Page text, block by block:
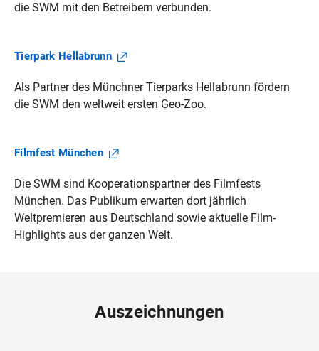
die SWM mit den Betreibern verbunden.
Tierpark Hellabrunn
Als Partner des Münchner Tierparks Hellabrunn fördern
die SWM den weltweit ersten Geo-Zoo.
Filmfest München
Die SWM sind Kooperationspartner des Filmfests
München. Das Publikum erwarten dort jährlich
Weltpremieren aus Deutschland sowie aktuelle Film-
Highlights aus der ganzen Welt.
Auszeichnungen